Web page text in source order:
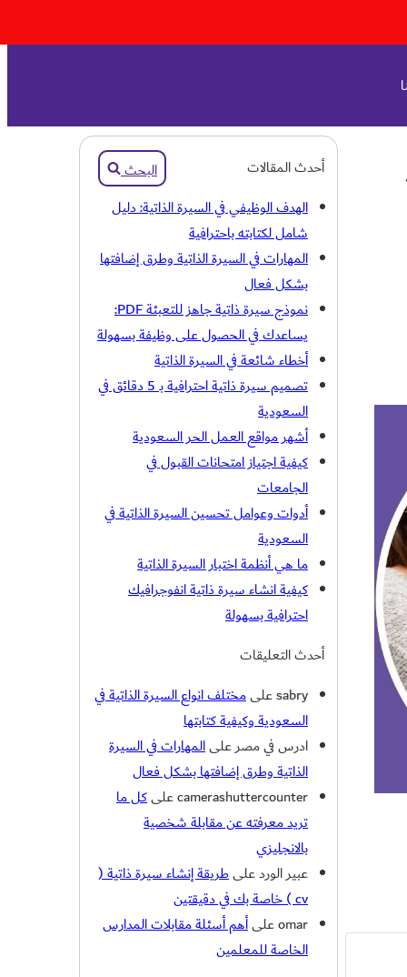
البحث
أحدث المقالات
الهدف الوظيفي في السيرة الذاتية: دليل
شامل لكتابته باحترافية
المهارات في السيرة الذاتية وطرق إضافتها
بشكل فعال
نموذج سيرة ذاتية جاهز للتعبئة PDF:
يساعدك في الحصول على وظيفة بسهولة
أخطاء شائعة في السيرة الذاتية
تصميم سيرة ذاتية احترافية بـ 5 دقائق في
السعودية
أشهر مواقع العمل الحر السعودية
كيفية اجتياز امتحانات القبول في
الجامعات
أدوات وعوامل تحسين السيرة الذاتية في
السعودية
ما هي أنظمة اختبار السيرة الذاتية
كيفية انشاء سيرة ذاتية انفوجرافيك
احترافية بسهولة
أحدث التعليقات
sabryعلىمختلف انواع السيرة الذاتية في
السعودية وكيفية كتابتها
ادرس في مصرعلىالمهارات في السيرة
الذاتية وطرق إضافتها بشكل فعال
camerashuttercounterعلىكل ما
تريد معرفته عن مقابلة شخصية
بالانجليزي
عبير الوردعلىطريقة إنشاء سيرة ذاتية (
cv ) خاصة بك في دقيقتين
omarعلىأهم أسئلة مقابلات المدارس
الخاصة للمعلمين